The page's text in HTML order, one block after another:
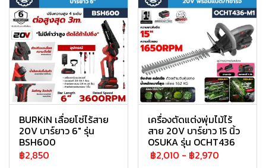
BURKiN เลื่อยโซ่ไร้สาย
20V บาร์ยาว 6" รุ่น
BSH600
฿2,850
เครื่องตัดแต่งพุ่มไม้ไร้
สาย 20V บาร์ยาว 15 นิ้ว
OSUKA รุ่น OCHT436
฿2,010 - ฿2,970